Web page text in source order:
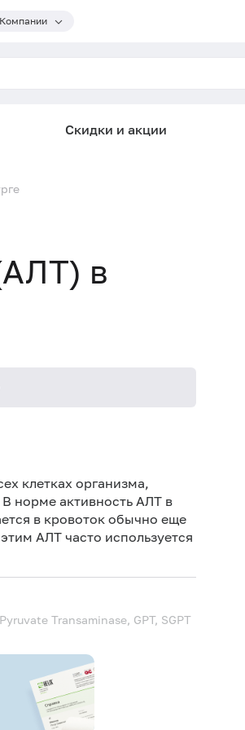
Скидки и акции
в
клетках организма,
норме активность АЛТ в
в кровоток обычно еще
АЛТ часто используется
Transaminase, GPT, SGPT